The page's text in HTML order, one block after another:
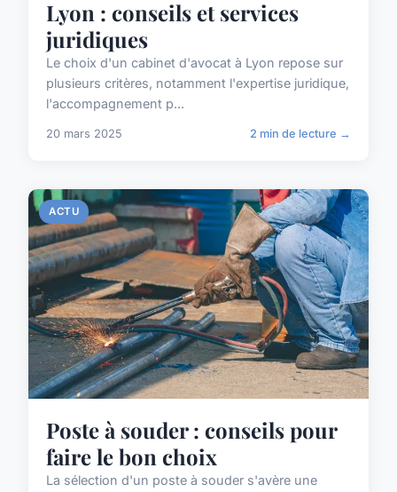
Lyon : conseils et services
juridiques
Le choix d'un cabinet d'avocat à Lyon repose sur
plusieurs critères, notamment l'expertise juridique,
l'accompagnement p...
20 mars 2025 2 min de lecture →
ACTU
Poste à souder : conseils pour
faire le bon choix
La sélection d'un poste à souder s'avère une